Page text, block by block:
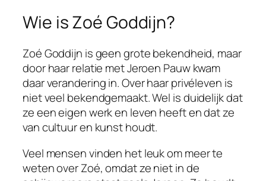
Wie is Zoé Goddijn?
Zoé Goddijn is geen grote bekendheid, maar
door haar relatie met Jeroen Pauw kwam
daar verandering in. Over haar privéleven is
niet veel bekendgemaakt. Wel is duidelijk dat
ze een eigen werk en leven heeft en dat ze
van cultuur en kunst houdt.
Veel mensen vinden het leuk om meer te
weten over Zoé, omdat ze niet in de